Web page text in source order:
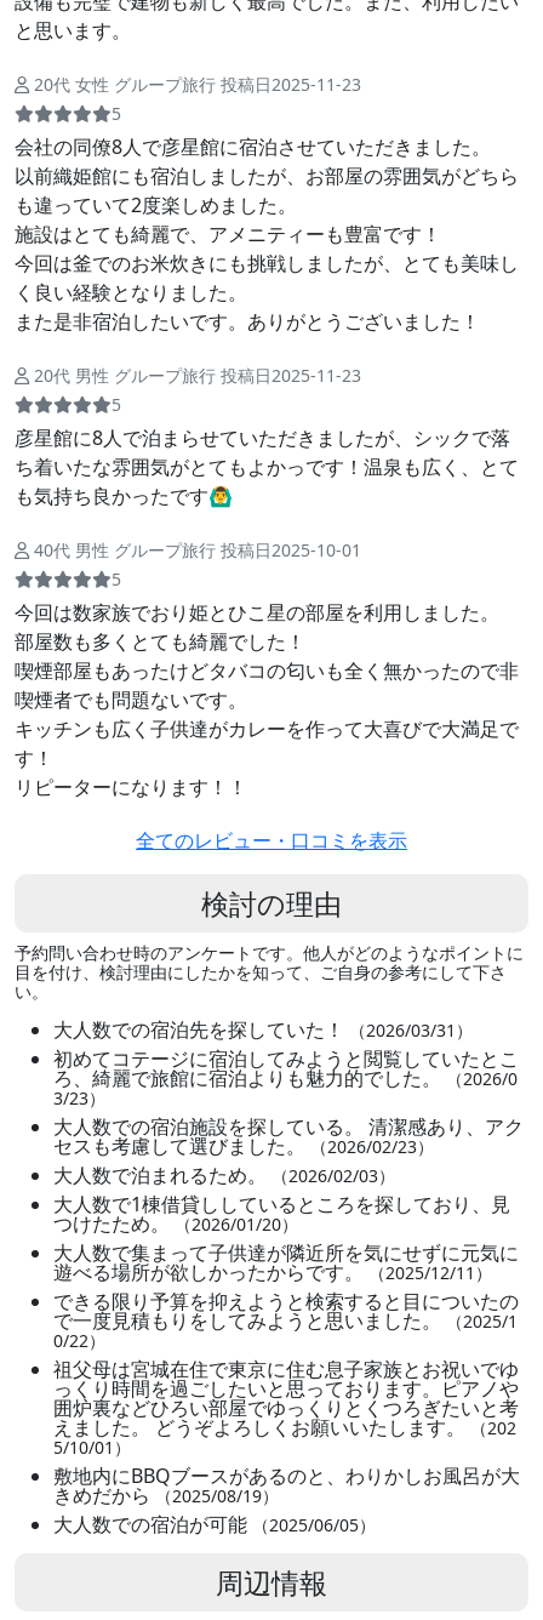
と思います。
20代 女性 グループ旅行 投稿日2025-11-23
5
会社の同僚8人で彦星館に宿泊させていただきました。
以前織姫館にも宿泊しましたが、お部屋の雰囲気がどちら
も違っていて2度楽しめました。
施設はとても綺麗で、アメニティーも豊富です！
今回は釜でのお米炊きにも挑戦しましたが、とても美味し
く良い経験となりました。
また是非宿泊したいです。ありがとうございました！
20代 男性 グループ旅行 投稿日2025-11-23
5
彦星館に8人で泊まらせていただきましたが、シックで落
ち着いたな雰囲気がとてもよかっです！温泉も広く、とて
も気持ち良かったです🙆‍♂️
40代 男性 グループ旅行 投稿日2025-10-01
5
今回は数家族でおり姫とひこ星の部屋を利用しました。
部屋数も多くとても綺麗でした！
喫煙部屋もあったけどタバコの匂いも全く無かったので非
喫煙者でも問題ないです。
キッチンも広く子供達がカレーを作って大喜びで大満足で
す！
リピーターになります！！
全てのレビュー・口コミを表示
検討の理由
予約問い合わせ時のアンケートです。他人がどのようなポイントに
目を付け、検討理由にしたかを知って、ご自身の参考にして下さ
い。
大人数での宿泊先を探していた！ （2026/03/31）
初めてコテージに宿泊してみようと閲覧していたとこ
ろ、綺麗で旅館に宿泊よりも魅力的でした。
（2026/0
3/23）
大人数での宿泊施設を探している。 清潔感あり、アク
セスも考慮して選びました。 （2026/02/23）
大人数で泊まれるため。 （2026/02/03）
大人数で1棟借貸ししているところを探しており、見
つけたため。 （2026/01/20）
大人数で集まって子供達が隣近所を気にせずに元気に
遊べる場所が欲しかったからです。 （2025/12/11）
できる限り予算を抑えようと検索すると目についたの
で一度見積もりをしてみようと思いました。
（2025/1
0/22）
祖父母は宮城在住で東京に住む息子家族とお祝いでゆ
っくり時間を過ごしたいと思っております。ピアノや
囲炉裏などひろい部屋でゆっくりとくつろぎたいと考
えました。 どうぞよろしくお願いいたします。
（202
5/10/01）
敷地内にBBQブースがあるのと、わりかしお風呂が大
きめだから （2025/08/19）
大人数での宿泊が可能 （2025/06/05）
周辺情報